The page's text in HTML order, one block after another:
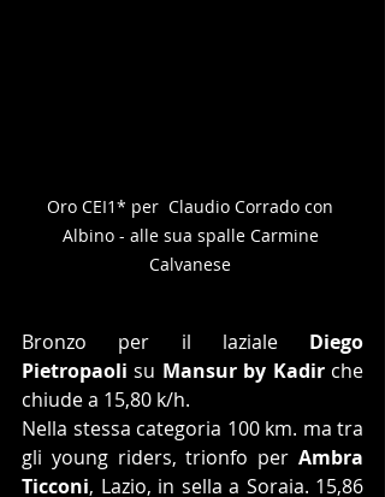
Oro CEI1* per  Claudio Corrado con
Albino - alle sua spalle Carmine
Calvanese
Bronzo per il laziale Diego
Pietropaoli su Mansur by Kadir che
chiude a 15,80 k/h.
Nella stessa categoria 100 km. ma tra
gli young riders, trionfo per Ambra
Ticconi, Lazio, in sella a Soraia. 15,86